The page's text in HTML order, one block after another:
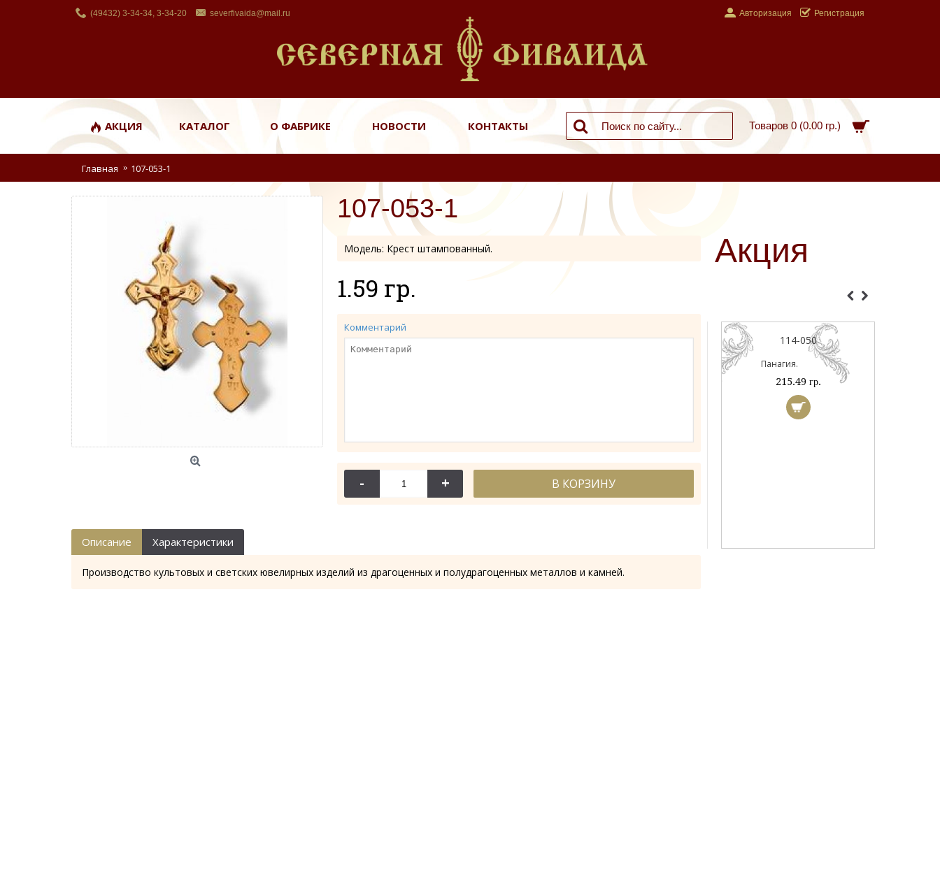
(49432) 3-34-34, 3-34-20 severfivaida@mail.ru Авторизация Регистрация
АКЦИЯ КАТАЛОГ О ФАБРИКЕ НОВОСТИ КОНТАКТЫ Товаров 0 (0.00 гр.)
Главная 107-053-1
Акция
114-044 114-044А
107-053-1
Модель: Крест штампованный.
1.59 гр.
Комментарий
- + В КОРЗИНУ
Описание Характеристики
Производство культовых и светских ювелирных изделий из драгоценных и полудрагоценных металлов и камней.